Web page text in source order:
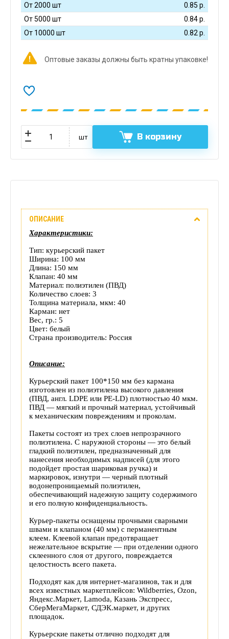
От 2000 шт
0.85 р.
От 5000 шт
0.84р.
От 10000 шт
0.82 р.
Оптовые заказы должны быть кратны упаковке!
шт В корзину
Отзывы
(0)
Доставка
этого
товара
ОПИСАНИЕ
Характеристики:
Тип: курьерский пакет
Ширина: 100 мм
Длина: 150 мм
Клапан: 40 мм
Материал: полиэтилен (ПВД)
Количество слоев: 3
Толщина материала, мкм: 40
Карман: нет
Вес, гр.: 5
Цвет: белый
Страна производитель: Россия
Описание:
Курьерский пакет 100*150 мм без кармана
изготовлен из полиэтилена высокого давления
(ПВД, англ. LDPE или PE-LD) плотностью 40 мкм.
ПВД — мягкий и прочный материал, устойчивый
к механическим повреждениям и проколам.
Пакеты состоят из трех слоев непрозрачного
полиэтилена. С наружной стороны — это белый
гладкий полиэтилен, предназначенный для
нанесения необходимых надписей (для этого
подойдет простая шариковая ручка) и
маркировок, изнутри — черный плотный
водонепроницаемый полиэтилен,
обеспечивающий надежную защиту содержимого
и его полную конфиденциальность.
Курьер-пакеты оснащены прочными сварными
швами и клапаном (40 мм) с перманентным
клеем. Клеевой клапан предотвращает
нежелательное вскрытие — при отделении одного
склеенного слоя от другого, повреждается
целостность всего пакета.
Подходят как для интернет-магазинов, так и для
всех известных маркетплейсов: Wildberries, Ozon,
Яндекс.Маркет, Lamoda, Казань Экспресс,
СберМегаМаркет, СДЭК.маркет, и других
площадок.
Курьерские пакеты отлично подходят для